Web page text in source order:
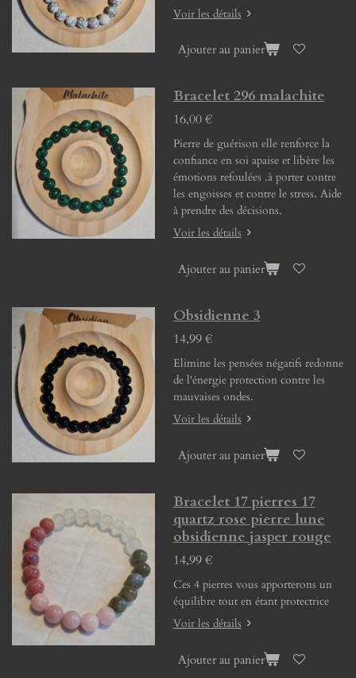
Voir les détails
Ajouter au panier
Bracelet 296 malachite
16,00 €
Pierre de guérison elle renforce la
confiance en soi apaise et libère les
émotions refoulées .à porter contre
les engoisses et contre le stress. Aide
à prendre des décisions.
Voir les détails
Ajouter au panier
Obsidienne 3
14,99 €
Elimine les pensées négatifs redonne
de l'énergie protection contre les
mauvaises ondes.
Voir les détails
Ajouter au panier
Bracelet 17 pierres 17
quartz rose pierre lune
obsidienne jasper rouge
14,99 €
Ces 4 pierres vous apporterons un
équilibre tout en étant protectrice
Voir les détails
Ajouter au panier